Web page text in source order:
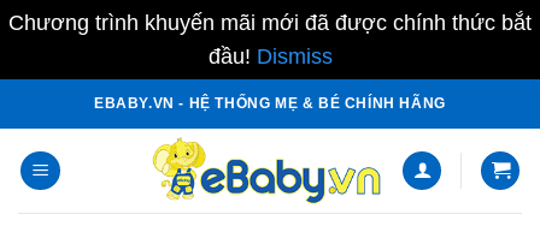
Chương trình khuyến mãi mới đã được chính thức bắt
đầu! Dismiss
content
EBABY.VN - HỆ THỐNG MẸ & BÉ CHÍNH HÃNG